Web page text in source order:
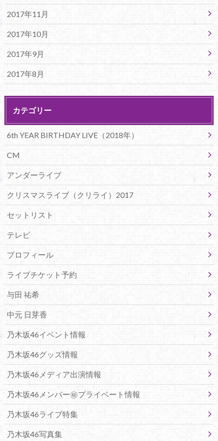
2017年11月
2017年10月
2017年9月
2017年8月
カテゴリー
6th YEAR BIRTHDAY LIVE（2018年）
CM
アンダーライブ
クリスマスライブ（クリライ）2017
セットリスト
テレビ
プロフィール
ライブチケット予約
与田 祐希
中元 日芽香
乃木坂46イベント情報
乃木坂46グッズ情報
乃木坂46メディア出演情報
乃木坂46メンバー㊙プライベート情報
乃木坂46ライブ特集
乃木坂46写真集